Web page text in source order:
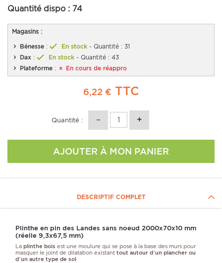
Quantité dispo : 74
Magasins :
Bénesse : En stock - Quantité : 31
Dax : En stock - Quantité : 43
Plateforme : En cours de réappro
6,22 € TTC
Quantité :
AJOUTER À MON PANIER
DESCRIPTIF COMPLET
Plinthe en pin des Landes sans noeud 2000x70x10 mm
(réelle 9,3x67,5 mm)
La plinthe bois est une moulure qui se pose à la base des murs pour
masquer le joint de dilatation existant tout autour d’un plancher ou
d’un autre type de sol